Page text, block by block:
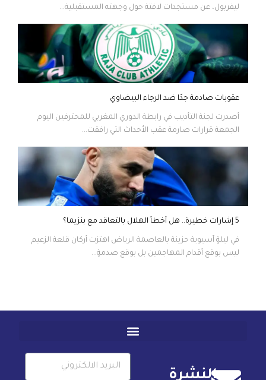
ليفربول، عن مستجدات لافتة حول وجهته المستقبلية...
عقوبات صادمة جدًا ضد الرجاء البيضاوي
أصدرت لجنة التأديب في رابطة الدوري المغربي للمحترفين اليوم
الجمعة قرارات صارمة عقب الأحداث التي رافقت...
5 إشارات خطيرة.. هل أخطأ الهلال بالتعاقد مع بنزيما؟
في ليلةٍ آسيوية حزينة بالعاصمة الرياض اهتزت أركان قلعة الزعيم
ليس بوقع أقدام المهاجمين بل بوقع صدمةٍ...
النشرة